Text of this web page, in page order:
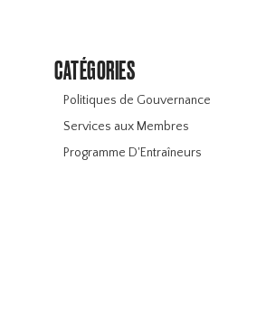
CATÉGORIES
Politiques de Gouvernance
Services aux Membres
Programme D'Entraîneurs